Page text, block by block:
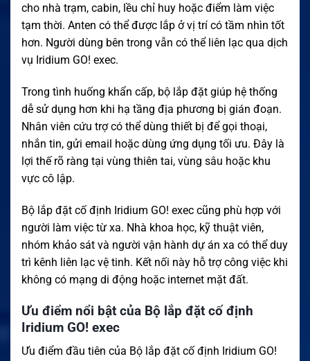
cho nhà trạm, cabin, lều chỉ huy hoặc điểm làm việc
tạm thời. Anten có thể được lắp ở vị trí có tầm nhìn tốt
hơn. Người dùng bên trong vẫn có thể liên lạc qua dịch
vụ Iridium GO! exec.
Trong tình huống khẩn cấp, bộ lắp đặt giúp hệ thống
dễ sử dụng hơn khi hạ tầng địa phương bị gián đoạn.
Nhân viên cứu trợ có thể dùng thiết bị để gọi thoại,
nhắn tin, gửi email hoặc dùng ứng dụng tối ưu. Đây là
lợi thế rõ ràng tại vùng thiên tai, vùng sâu hoặc khu
vực cô lập.
Bộ lắp đặt cố định Iridium GO! exec cũng phù hợp với
người làm việc từ xa. Nhà khoa học, kỹ thuật viên,
nhóm khảo sát và người vận hành dự án xa có thể duy
trì kênh liên lạc vệ tinh. Kết nối này hỗ trợ công việc khi
không có mạng di động hoặc internet mặt đất.
Ưu điểm nổi bật của Bộ lắp đặt cố định
Iridium GO! exec
Ưu điểm đầu tiên của Bộ lắp đặt cố định Iridium GO!